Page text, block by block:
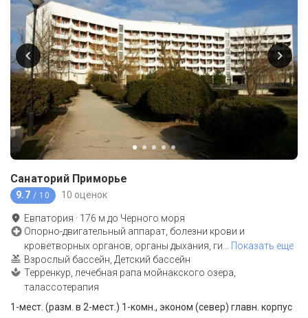
Санаторий Приморье
9.7 / 10 10 оценок
Евпатория · 176 м до Черного моря
Опорно-двигательный аппарат, болезни крови и
кроветворных органов, органы дыхания, ги
Показать еще
Взрослый бассейн, Детский бассейн
Терренкур, лечебная рапа мойнакского озера,
талассотерапия
1-мест. (разм. в 2-мест.) 1-комн., эконом (север) главн. корпус